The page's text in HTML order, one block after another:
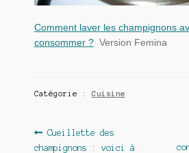
Comment laver les champignons
consommer ? Version Femina
Catégorie : Cuisine
Navigation
Article
précédent :
Cueillette des
champignons : voici à